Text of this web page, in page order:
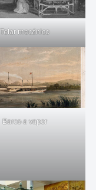
Telar mecánico
Barco a vapor